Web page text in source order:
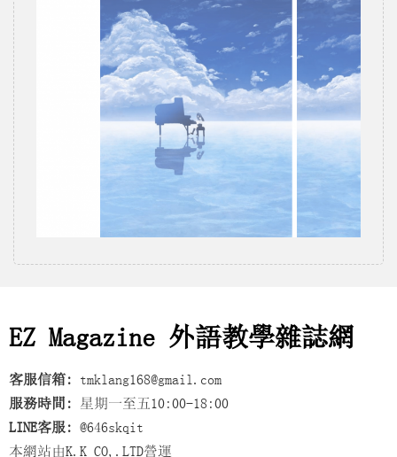
EZ Magazine 外語教學雜誌網
客服信箱: tmklang168@gmail.com
服務時間: 星期一至五10:00-18:00
LINE客服: @646skqit
本網站由K.K CO,.LTD營運